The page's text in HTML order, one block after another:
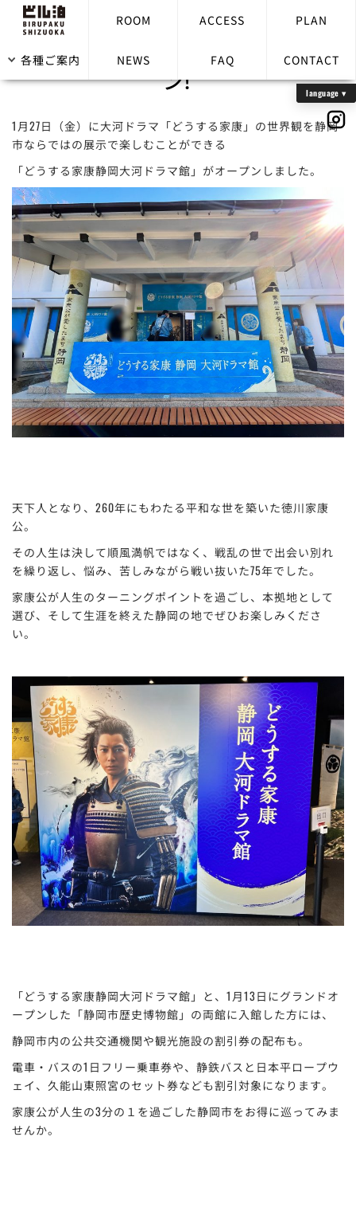
ROOM ACCESS PLAN
各種ご案内 NEWS FAQ CONTACT
「どうする家康静岡大河ドラマ館」オープ
ン！
1月27日（金）に大河ドラマ「どうする家康」の世界観を静岡
市ならではの展示で楽しむことができる
「どうする家康静岡大河ドラマ館」がオープンしました。
天下人となり、260年にもわたる平和な世を築いた徳川家康
公。
その人生は決して順風満帆ではなく、戦乱の世で出会い別れ
を繰り返し、悩み、苦しみながら戦い抜いた75年でした。
家康公が人生のターニングポイントを過ごし、本拠地として
選び、そして生涯を終えた静岡の地でぜひお楽しみくださ
い。
「どうする家康静岡大河ドラマ館」と、1月13日にグランドオ
ープンした「静岡市歴史博物館」の両館に入館した方には、
静岡市内の公共交通機関や観光施設の割引券の配布も。
電車・バスの1日フリー乗車券や、静鉄バスと日本平ロープウ
ェイ、久能山東照宮のセット券なども割引対象になります。
家康公が人生の3分の１を過ごした静岡市をお得に巡ってみま
せんか。